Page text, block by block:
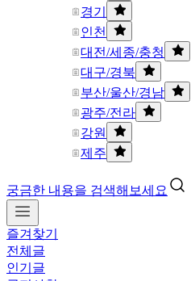
경기
인천
대전/세종/충청
대구/경북
부산/울산/경남
광주/전라
강원
제주
궁금한 내용을 검색해보세요
즐겨찾기
전체글
인기글